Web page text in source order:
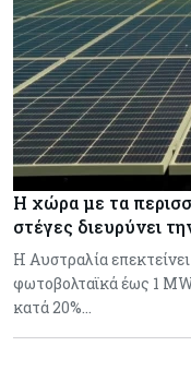
Η χώρα με τα
στέγες διευρύνει
Η Αυστραλία
φωτοβολταϊκά έως 1
κατά 20%…